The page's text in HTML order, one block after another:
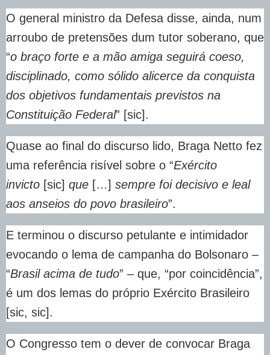
O general ministro da Defesa disse, ainda, num
arroubo de pretensões dum tutor soberano, que
“o braço forte e a mão amiga seguirá coeso,
disciplinado, como sólido alicerce da conquista
dos objetivos fundamentais previstos na
Constituição Federal” [sic].
Quase ao final do discurso lido, Braga Netto fez
uma referência risível sobre o “Exército
invicto [sic] que […] sempre foi decisivo e leal
aos anseios do povo brasileiro”.
E terminou o discurso petulante e intimidador
evocando o lema de campanha do Bolsonaro –
“Brasil acima de tudo” – que, “por coincidência”,
é um dos lemas do próprio Exército Brasileiro
[sic, sic].
O Congresso tem o dever de convocar Braga